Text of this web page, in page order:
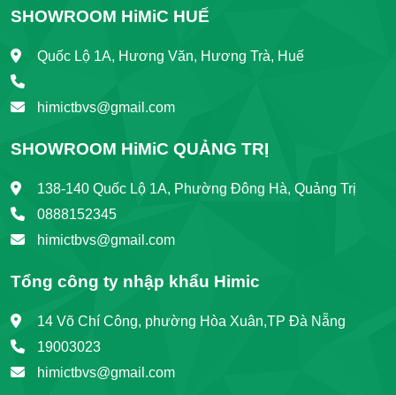
SHOWROOM HiMiC HUẾ
Quốc Lộ 1A, Hương Văn, Hương Trà, Huế
himictbvs@gmail.com
SHOWROOM HiMiC QUẢNG TRỊ
138-140 Quốc Lộ 1A, Phường Đông Hà, Quảng Trị
0888152345
himictbvs@gmail.com
Tổng công ty nhập khẩu Himic
14 Võ Chí Công, phường Hòa Xuân,TP Đà Nẵng
19003023
himictbvs@gmail.com